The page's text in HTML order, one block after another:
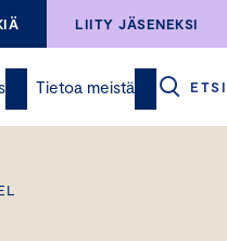
LIITY JÄSENEKSI
Tietoa meistä ETSI